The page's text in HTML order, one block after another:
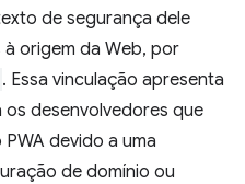
de segurança dele
origem da Web, por
. Essa vinculação apresenta
desenvolvedores que
devido a uma
de domínio ou